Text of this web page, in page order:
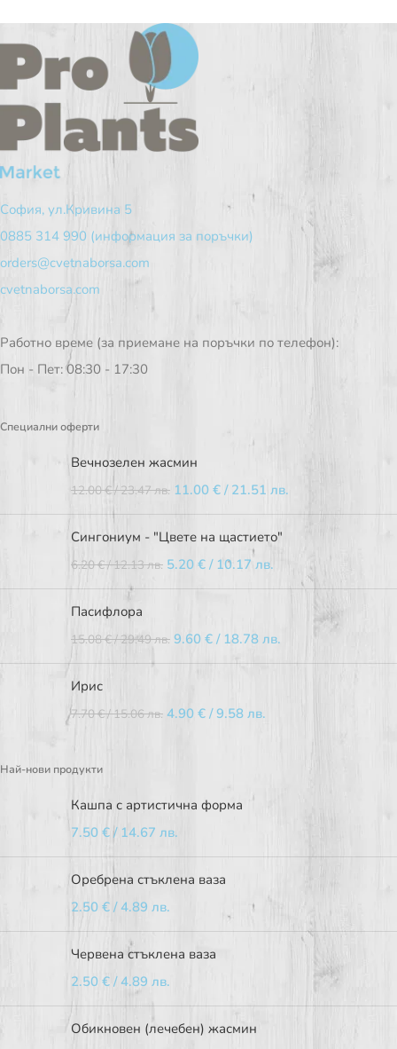
София, ул.Кривина 5
0885 314 990 (информация за поръчки)
orders@cvetnaborsa.com
cvetnaborsa.com
Работно време (за приемане на поръчки по телефон):
Пон - Пет: 08:30 - 17:30
Специални оферти
Вечнозелен жасмин
12.00€/ 23.47 лв. 11.00 € / 21.51 лв.
Сингониум - "Цвете на щастието"
6.20€/ 12.13 лв. 5.20 € / 10.17 лв.
Пасифлора
15.08€/ 29.49 лв. 9.60 € / 18.78 лв.
Ирис
7.70€/ 15.06 лв. 4.90 € / 9.58 лв.
Най-нови продукти
Кашпа с артистична форма
7.50 € / 14.67 лв.
Оребрена стъклена ваза
2.50 € / 4.89 лв.
Червена стъклена ваза
2.50 € / 4.89 лв.
Обикновен (лечебен) жасмин